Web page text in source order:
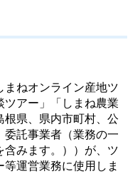
ねオンライン産地ツ
アー」「しまね農業
県、県内市町村、公
託事業者（業務の一
みます。））が、ツ
運営業務に使用しま